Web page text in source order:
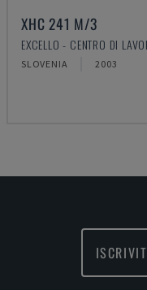
XHC 241 M/3
EXCELLO - CENTRO DI
SLOVENIA 2003